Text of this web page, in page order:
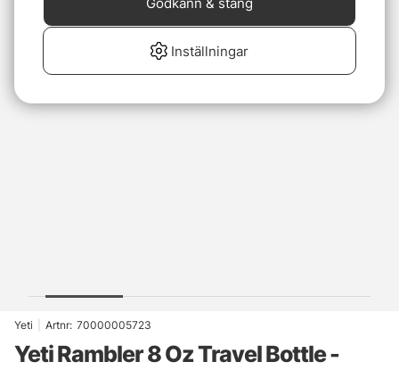
Yeti Artnr: 70000005723
Yeti Rambler 8 Oz Travel Bottle -
Inställningar